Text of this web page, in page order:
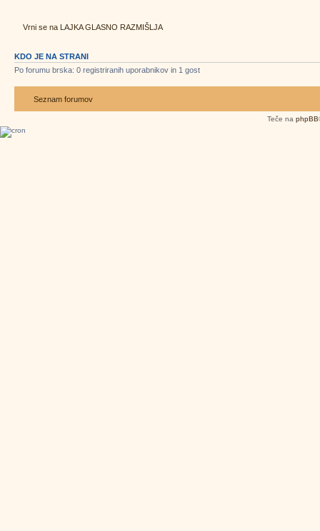
Vrni se na LAJKA GLASNO RAZMIŠLJA
KDO JE NA STRANI
Po forumu brska: 0 registriranih uporabnikov in 1 gost
Seznam forumov
Teče na phpBB